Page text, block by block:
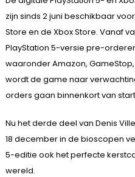
zijn sinds 2 juni beschikbaar
Store en de Xbox Store. Vanaf
PlayStation 5-versie pre-
waaronder Amazon,
wordt de game naar
orders gaan binnenkort van
Nu het derde deel van Denis
18 december in de bioscopen
5-editie ook het perfecte
wereld.